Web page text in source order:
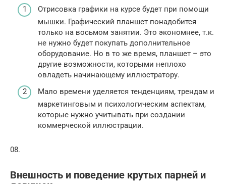
Отрисовка графики на курсе будет при помощи
мышки. Графический планшет понадобится
только на восьмом занятии. Это экономнее, т.к.
не нужно будет покупать дополнительное
оборудование. Но в то же время, планшет – это
другие возможности, которыми неплохо
овладеть начинающему иллюстратору.
Мало времени уделяется тенденциям, трендам и
маркетинговым и психологическим аспектам,
которые нужно учитывать при создании
коммерческой иллюстрации.
08.
Внешность и поведение крутых парней и